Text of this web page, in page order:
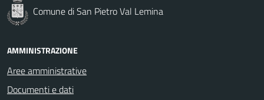
Comune di San Pietro Val Lemina
AMMINISTRAZIONE
Aree amministrative
Documenti e dati